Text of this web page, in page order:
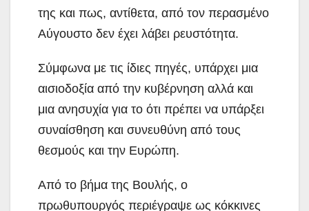
της και πως, αντίθετα, από τον περασμένο
Αύγουστο δεν έχει λάβει ρευστότητα.
Σύμφωνα με τις ίδιες πηγές, υπάρχει μια
αισιοδοξία από την κυβέρνηση αλλά και
μια ανησυχία για το ότι πρέπει να υπάρξει
συναίσθηση και συνευθύνη από τους
θεσμούς και την Ευρώπη.
Από το βήμα της Βουλής, ο
πρωθυπουργός περιέγραψε ως κόκκινες